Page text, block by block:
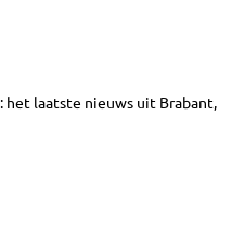
het laatste nieuws uit Brabant,